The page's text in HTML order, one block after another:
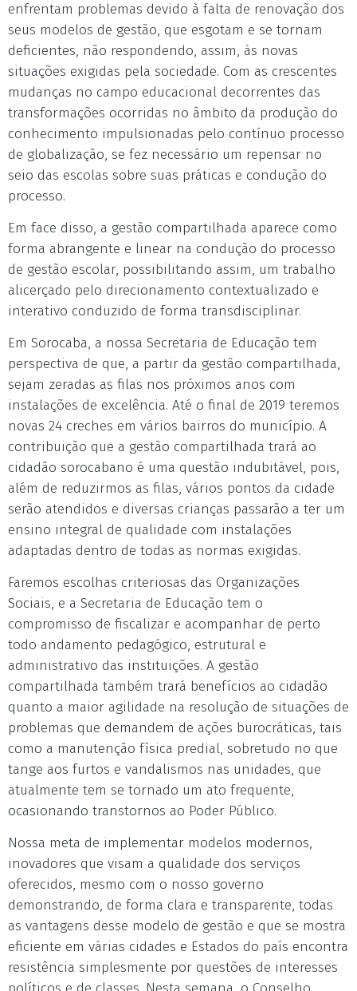
enfrentam problemas devido à falta de renovação dos
seus modelos de gestão, que esgotam e se tornam
deficientes, não respondendo, assim, às novas
situações exigidas pela sociedade. Com as crescentes
mudanças no campo educacional decorrentes das
transformações ocorridas no âmbito da produção do
conhecimento impulsionadas pelo contínuo processo
de globalização, se fez necessário um repensar no
seio das escolas sobre suas práticas e condução do
processo.
Em face disso, a gestão compartilhada aparece como
forma abrangente e linear na condução do processo
de gestão escolar, possibilitando assim, um trabalho
alicerçado pelo direcionamento contextualizado e
interativo conduzido de forma transdisciplinar.
Em Sorocaba, a nossa Secretaria de Educação tem
perspectiva de que, a partir da gestão compartilhada,
sejam zeradas as filas nos próximos anos com
instalações de excelência. Até o final de 2019 teremos
novas 24 creches em vários bairros do município. A
contribuição que a gestão compartilhada trará ao
cidadão sorocabano é uma questão indubitável, pois,
além de reduzirmos as filas, vários pontos da cidade
serão atendidos e diversas crianças passarão a ter um
ensino integral de qualidade com instalações
adaptadas dentro de todas as normas exigidas.
Faremos escolhas criteriosas das Organizações
Sociais, e a Secretaria de Educação tem o
compromisso de fiscalizar e acompanhar de perto
todo andamento pedagógico, estrutural e
administrativo das instituições. A gestão
compartilhada também trará benefícios ao cidadão
quanto a maior agilidade na resolução de situações de
problemas que demandem de ações burocráticas, tais
como a manutenção física predial, sobretudo no que
tange aos furtos e vandalismos nas unidades, que
atualmente tem se tornado um ato frequente,
ocasionando transtornos ao Poder Público.
Nossa meta de implementar modelos modernos,
inovadores que visam a qualidade dos serviços
oferecidos, mesmo com o nosso governo
demonstrando, de forma clara e transparente, todas
as vantagens desse modelo de gestão e que se mostra
eficiente em várias cidades e Estados do país encontra
resistência simplesmente por questões de interesses